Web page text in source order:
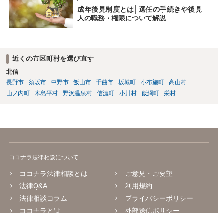
成年後見制度とは│選任の手続きや後見
人の職務・権限について解説
近くの市区町村を選び直す
北信
長野市
須坂市 中野市 飯山市 千曲市 坂城町 小布施町
高山村
山ノ内町
木島平村 野沢温泉村 信濃町 小川村 飯綱町 栄村
ココナラ法律相談について
ココナラ法律相談とは
法律Q&A
法律相談コラム
ココナラとは
ご意見・ご要望
利用規約
プライバシーポリシー
外部送信ポリシー